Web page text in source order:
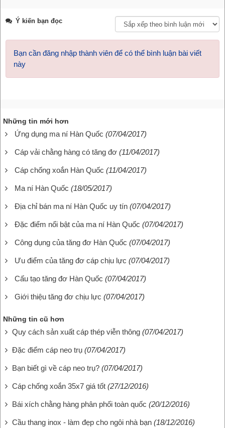
Ý kiến bạn đọc
Bạn cần đăng nhập thành viên để có thể bình luận bài viết
này
Những tin mới hơn
Ứng dụng ma ní Hàn Quốc (07/04/2017)
Cáp vải chằng hàng có tăng đơ (11/04/2017)
Cáp chống xoắn Hàn Quốc (11/04/2017)
Ma ní Hàn Quốc (18/05/2017)
Địa chỉ bán ma ní Hàn Quốc uy tín (07/04/2017)
Đặc điểm nổi bật của ma ní Hàn Quốc (07/04/2017)
Công dụng của tăng đơ Hàn Quốc (07/04/2017)
Ưu điểm của tăng đơ cáp chịu lực (07/04/2017)
Cấu tạo tăng đơ Hàn Quốc (07/04/2017)
Giới thiệu tăng đơ chịu lực (07/04/2017)
Những tin cũ hơn
Quy cách sản xuất cáp thép viễn thông (07/04/2017)
Đặc điểm cáp neo trụ (07/04/2017)
Bạn biết gì về cáp neo trụ? (07/04/2017)
Cáp chống xoắn 35x7 giá tốt (27/12/2016)
Bái xích chằng hàng phân phối toàn quốc (20/12/2016)
Cầu thang inox - làm đẹp cho ngôi nhà bạn (18/12/2016)